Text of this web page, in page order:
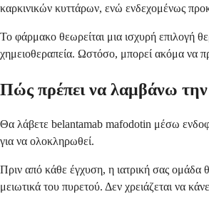
καρκινικών κυττάρων, ενώ ενδεχομένως
Το φάρμακο θεωρείται μια ισχυρή επιλογή
χημειοθεραπεία. Ωστόσο, μπορεί ακόμα να
Πώς πρέπει να λαμβάνω
Θα λάβετε belantamab mafodotin μέσω
για να ολοκληρωθεί.
Πριν από κάθε έγχυση, η ιατρική σας ομάδα
μειωτικά του πυρετού. Δεν χρειάζεται να